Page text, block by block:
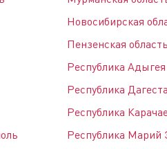
Сервисные
Новосибирская
Пензенская область
Республика Адыгея
Республика
Республика
Республика Марий